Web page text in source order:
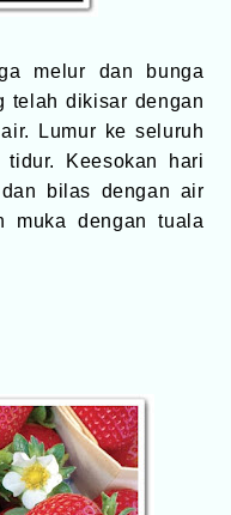
melur dan bunga
telah dikisar dengan
Lumur ke seluruh
tidur. Keesokan hari
bilas dengan air
muka dengan tuala